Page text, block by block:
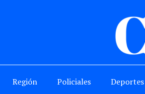
Región Policiales Deportes